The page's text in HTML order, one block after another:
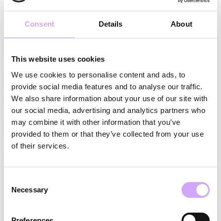
Consent Details About
This website uses cookies
We use cookies to personalise content and ads, to
provide social media features and to analyse our traffic.
We also share information about your use of our site with
our social media, advertising and analytics partners who
may combine it with other information that you’ve
provided to them or that they’ve collected from your use
of their services.
Selection
Necessary
Koop tweedehands en kies
De mode-industrie is een wegwerpmaatschappij. Er
worden jaarlijks meerdere collecties gelanceerd, die
vaak binnen een half jaar verouderd zijn en tegen
bodemprijzen worden verkocht. Kleding met een
prijs van 5 euro wordt waarschijnlijk niet zo veel
gewaardeerd als een artikel van 50 euro, toch? Als
gevolg hiervan belandt veel ervan in de prullenbak.
De oplossing:
Je kunt niet alleen